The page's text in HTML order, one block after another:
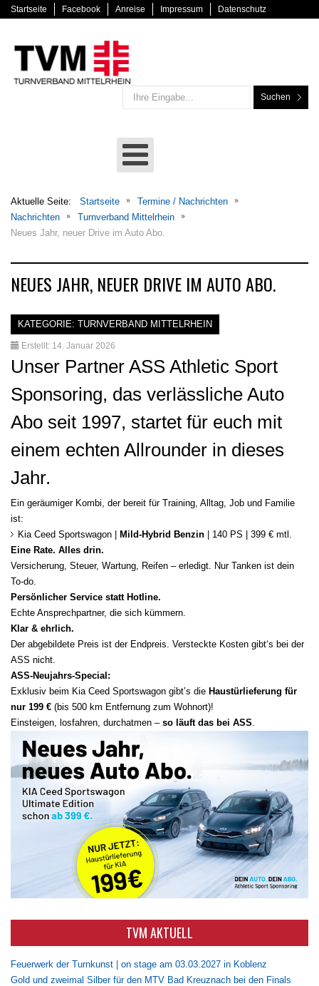
Startseite Facebook Anreise Impressum Datenschutz
Suchen
Aktuelle Seite: Startseite
Termine / Nachrichten
Nachrichten
Turnverband Mittelrhein
Neues Jahr, neuer Drive im Auto Abo.
NEUES JAHR, NEUER DRIVE IM AUTO ABO.
KATEGORIE: TURNVERBAND MITTELRHEIN
Erstellt: 14. Januar 2026
Unser Partner ASS Athletic Sport
Sponsoring, das verlässliche Auto
Abo seit 1997, startet für euch mit
einem echten Allrounder in dieses
Jahr.
Ein geräumiger Kombi, der bereit für Training, Alltag, Job und Familie
ist:
Kia Ceed Sportswagon | Mild-Hybrid Benzin | 140 PS | 399 € mtl.
Eine Rate. Alles drin.
Versicherung, Steuer, Wartung, Reifen – erledigt. Nur Tanken ist dein
To-do.
Persönlicher Service statt Hotline.
Echte Ansprechpartner, die sich kümmern.
Klar & ehrlich.
Der abgebildete Preis ist der Endpreis. Versteckte Kosten gibt‘s bei der
ASS nicht.
ASS-Neujahrs-Special:
Exklusiv beim Kia Ceed Sportswagon gibt’s die Haustürlieferung für
nur 199 € (bis 500 km Entfernung zum Wohnort)!
Einsteigen, losfahren, durchatmen – so läuft das bei ASS
TVM AKTUELL
Feuerwerk der Turnkunst | on stage am 03.03.2027 in Koblenz
Gold und zweimal Silber für den MTV Bad Kreuznach bei den Finals